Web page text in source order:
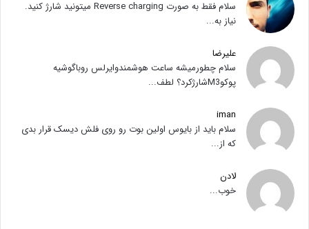
سلام فقط به صورت Reverse charging میتونید شارژ کنید.
نیاز به...
علیرضا
سلام چطورمیشه ساعت هوشمندوایرلس روباگوشیه
پوکوM3شارژکرد؟ لطف...
iman
سلام باید از بایوس اولین بوت رو روی فلش دیسک قرار بدی
که از...
لادن
خوب...